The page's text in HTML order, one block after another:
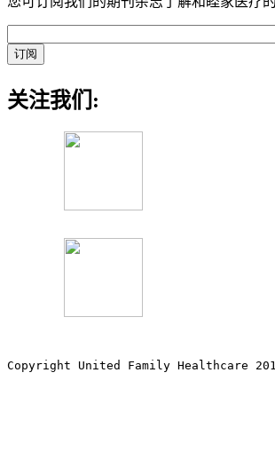
关注我们:
Copyright United Family Healthcare